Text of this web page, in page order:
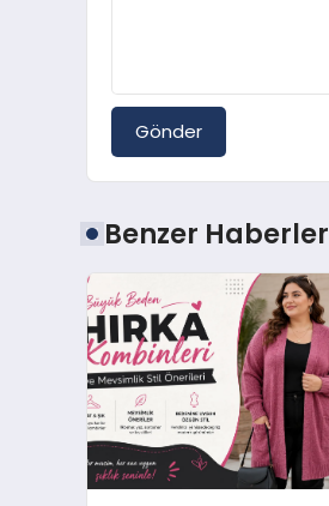
Gönder
Benzer Haberler